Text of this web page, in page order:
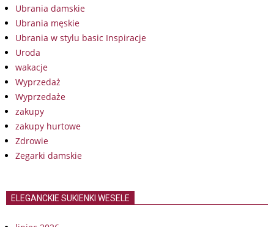
Ubrania damskie
Ubrania męskie
Ubrania w stylu basic Inspiracje
Uroda
wakacje
Wyprzedaż
Wyprzedaże
zakupy
zakupy hurtowe
Zdrowie
Zegarki damskie
ELEGANCKIE SUKIENKI WESELE